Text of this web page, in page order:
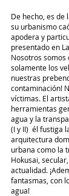
De hecho, es de
su urbanismo
apodera y
presentado en
Nosotros somos
solamente los
nuestras
contaminación!
víctimas. El
herramientas
agua y la
(I y II)  él fustiga
arquitectura
urbana como la
Hokusai,
actualidad.
fantasmas, con
agua!